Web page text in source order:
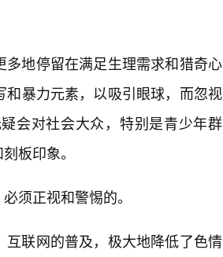
地停留在满足生理需求和猎奇心
暴力元素，以吸引眼球，而忽视
会对社会大众，特别是青少年群
板印象。
须正视和警惕的。
联网的普及，极大地降低了色情